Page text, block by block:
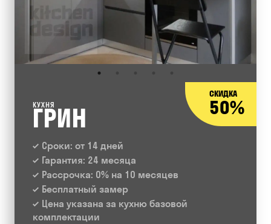
СКИДКА
50%
КУХНЯ
ГРИН
Сроки: от 14 дней
Гарантия: 24 месяца
Рассрочка: 0% на 10 месяцев
Бесплатный замер
Цена указана за кухню базовой
комплектации